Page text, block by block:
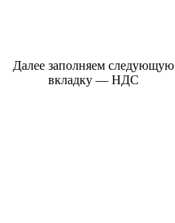
Далее заполняем следующую
вкладку — НДС